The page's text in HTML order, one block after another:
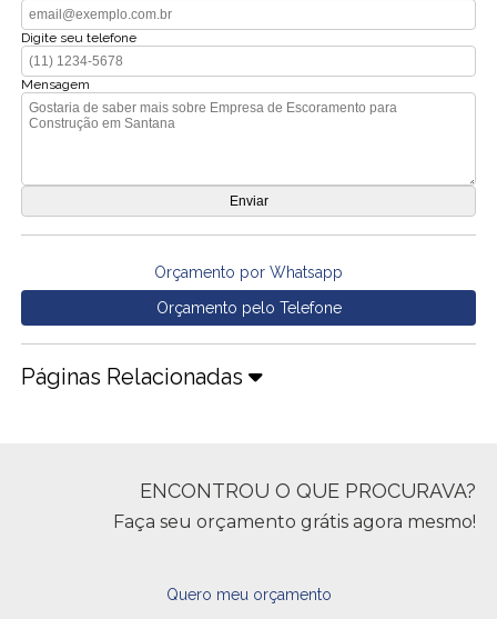
Digite seu telefone
Mensagem
Orçamento por Whatsapp
Orçamento pelo Telefone
Páginas Relacionadas
ENCONTROU O QUE PROCURAVA?
Faça seu orçamento grátis agora mesmo!
Quero meu orçamento